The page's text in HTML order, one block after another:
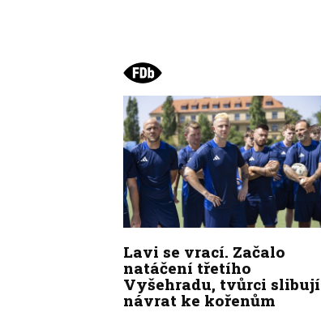
Lavi se vrací. Začalo
natáčení třetího
Vyšehradu, tvůrci slibují
návrat ke kořenům